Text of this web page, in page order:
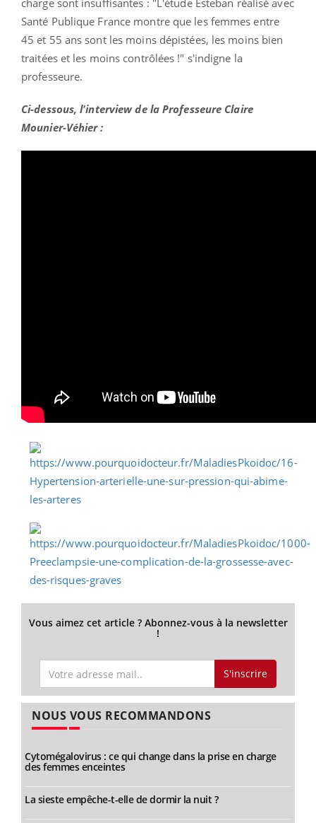
Santé Publique France montre que les femmes entre
45 et 55 ans sont les moins dépistées, les moins bien
traitées et les moins contrôlées !" s'indigne la
professeure.
Ci-dessous, l'interview de la Professeure Claire
Mounier-Véhier :
Vous aimez cet article ? Abonnez-vous à la newsletter
!
S'inscrire
NOUS VOUS RECOMMANDONS
Cytomégalovirus : ce qui change dans la prise en charge
des femmes enceintes
La sieste empêche-t-elle de dormir la nuit ?